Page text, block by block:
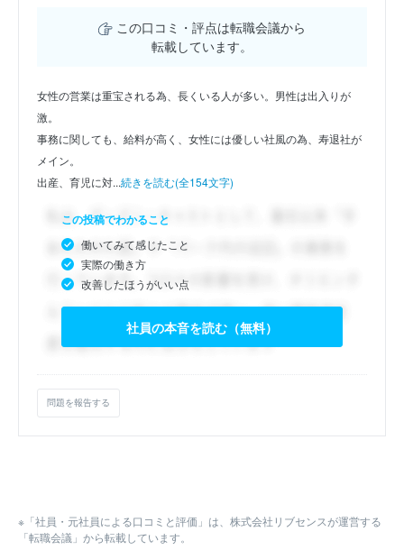
この口コミ・評点は転職会議から
転載しています。
女性の営業は重宝される為、長くいる人が多い。男性は出入りが
激。
事務に関しても、給料が高く、女性には優しい社風の為、寿退社が
メイン。
出産、育児に対...続きを読む(全154文字)
この投稿でわかること
働いてみて感じたこと
実際の働き方
改善したほうがいい点
社員の本音を読む（無料）
問題を報告する
※「社員・元社員による口コミと評価」は、株式会社リブセンスが運営する
「転職会議」から転載しています。